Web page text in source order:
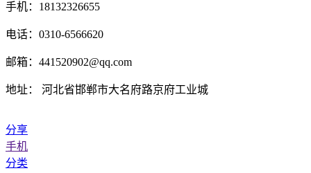
手机：18132326655
电话：0310-6566620
邮箱：441520902@qq.com
地址： 河北省邯郸市大名府路京府工业城
分享
手机
分类